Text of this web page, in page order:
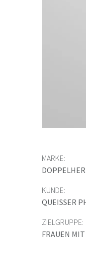
MARKE:
KUNDE:
QUEISSER
ZIELGRUPPE:
FRAUEN